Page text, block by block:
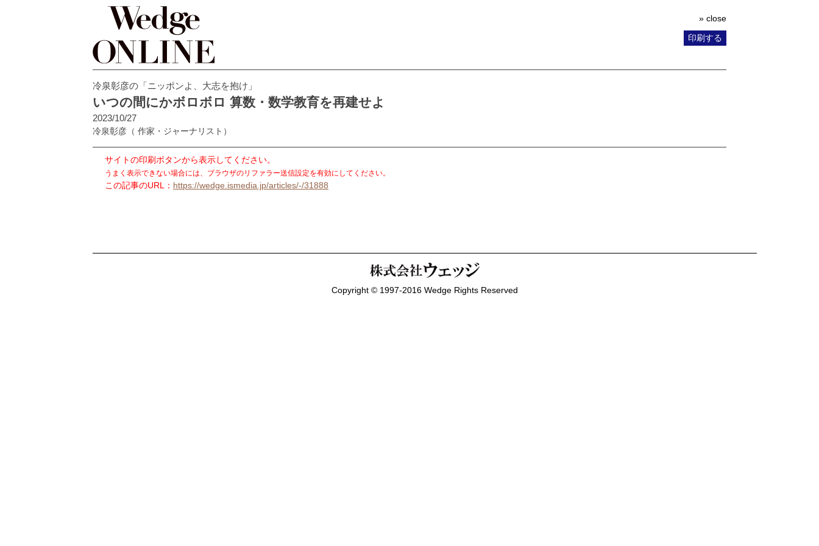
» close
印刷する
冷泉彰彦の「ニッポンよ、大志を抱け」
いつの間にかボロボロ 算数・数学教育を再建せよ
2023/10/27
冷泉彰彦 （ 作家・ジャーナリスト）
サイトの印刷ボタンから表示してください。
うまく表示できない場合には、ブラウザのリファラー送信設定を有効にしてください。
この記事のURL： https://wedge.ismedia.jp/articles/-/31888
Copyright © 1997-2016 Wedge Rights Reserved